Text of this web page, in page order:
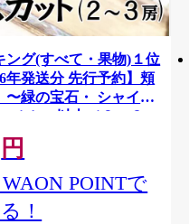
ング(すべて・果物)１位
年発送分 先行予約】頬
緑の宝石・ シャイン
１ｋｇ以上（２〜３
山梨県産 果物 くだも
スカット ぶどう ブド
なし 先行予約 富士川
万円 9000円 九千円
円
POINTで
！